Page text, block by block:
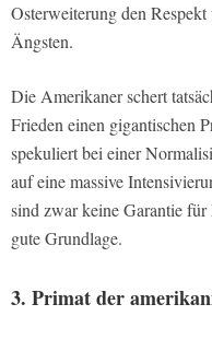
Osterweiterung den
Ängsten.
Die Amerikaner schert
Frieden einen gigantischen
spekuliert bei einer
auf eine massive
sind zwar keine Garantie für
gute Grundlage.
3. Primat der